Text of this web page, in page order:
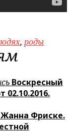
, роды
Воскресный
Жанна Фриске.